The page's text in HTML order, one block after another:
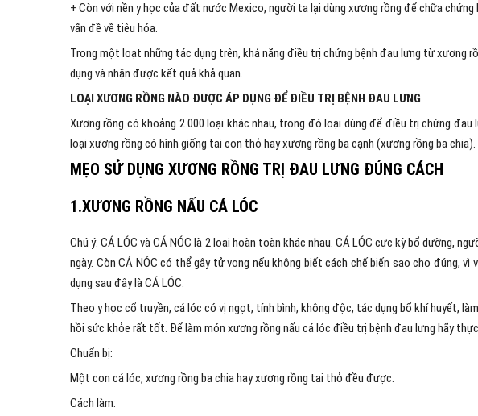
+ Còn với nền y học của đất nước Mexico, người ta lại dùng xương rồng để chữa chứng
vấn đề về tiêu hóa.
Trong một loạt những tác dụng trên, khả năng điều trị chứng bệnh đau lưng từ xương
dụng và nhận được kết quả khả quan.
LOẠI XƯƠNG RỒNG NÀO ĐƯỢC ÁP DỤNG ĐỂ ĐIỀU TRỊ BỆNH ĐAU LƯNG
Xương rồng có khoảng 2.000 loại khác nhau, trong đó loại dùng để điều trị chứng
loại xương rồng có hình giống tai con thỏ hay xương rồng ba cạnh (xương rồng ba chia).
MẸO SỬ DỤNG XƯƠNG RỒNG TRỊ ĐAU LƯNG ĐÚNG CÁCH
1.XƯƠNG RỒNG NẤU CÁ LÓC
Chú ý: CÁ LÓC và CÁ NÓC là 2 loại hoàn toàn khác nhau. CÁ LÓC cực kỳ bổ dưỡng,
ngày. Còn CÁ NÓC có thể gây tử vong nếu không biết cách chế biến sao cho đúng,
dụng sau đây là CÁ LÓC.
Theo y học cổ truyền, cá lóc có vị ngọt, tính bình, không độc, tác dụng bổ khí huyết,
hồi sức khỏe rất tốt. Để làm món xương rồng nấu cá lóc điều trị bệnh đau lưng hãy
Chuẩn bị:
Một con cá lóc, xương rồng ba chia hay xương rồng tai thỏ đều được.
Cách làm: